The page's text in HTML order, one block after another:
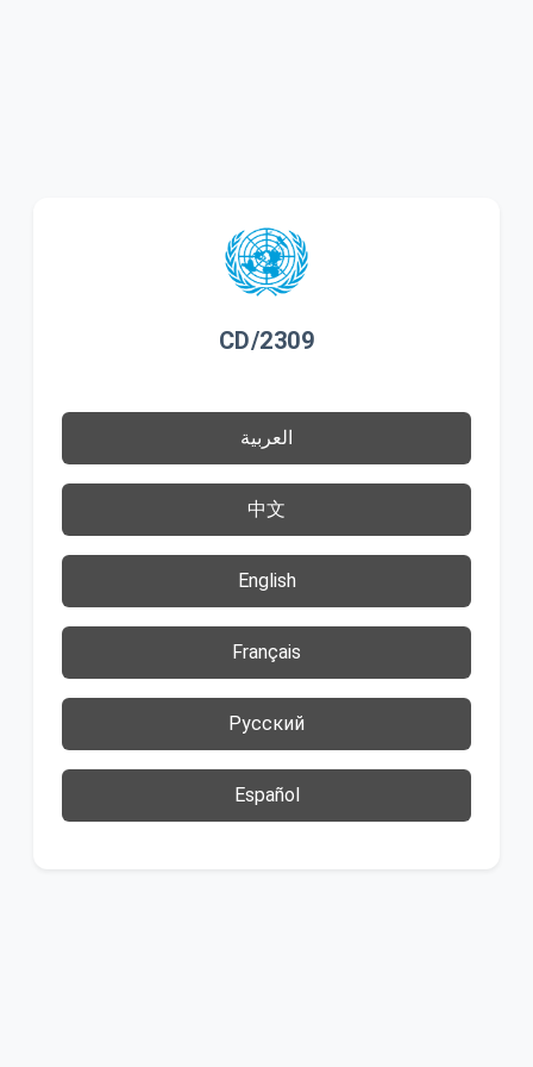
CD/2309
العربية
中文
English
Français
Русский
Español